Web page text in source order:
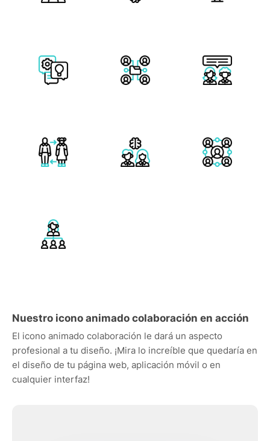
Nuestro icono animado colaboración en acción
El icono animado colaboración le dará un aspecto
profesional a tu diseño. ¡Mira lo increíble que quedaría en
el diseño de tu página web, aplicación móvil o en
cualquier interfaz!